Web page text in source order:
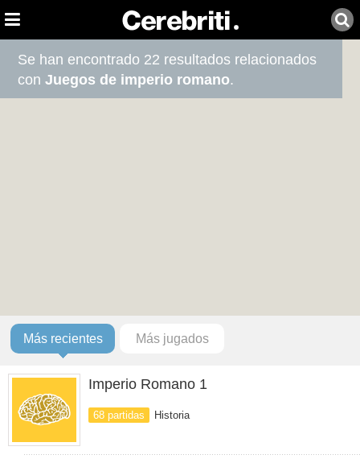
Se han encontrado 22 resultados relacionados
conJuegos de imperio romano.
Más recientes Más jugados
Imperio Romano 1
68 partidas Historia